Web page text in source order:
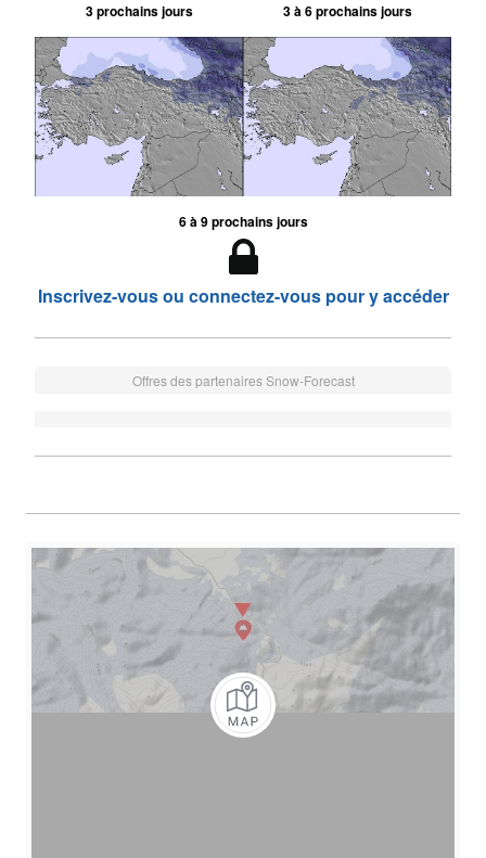
3 prochains jours 3 à 6 prochains jours
6 à 9 prochains jours
Inscrivez-vous ou connectez-vous pour y accéder
Offres des partenaires Snow-Forecast